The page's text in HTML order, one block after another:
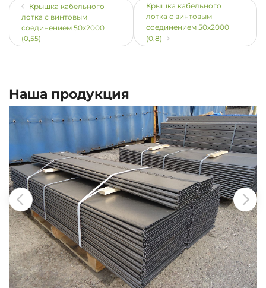
Крышка кабельного
лотка с винтовым
соединением 50х2000
(0,55)
Крышка кабельного
лотка с винтовым
соединением 50х2000
(0,8)
Наша продукция